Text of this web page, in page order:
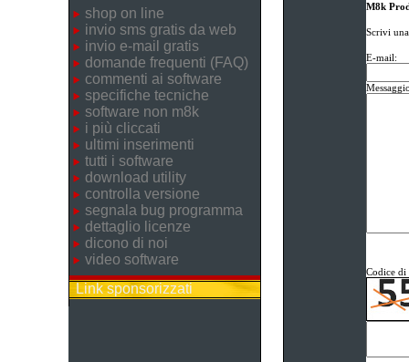
shop on line
invio sms gratis da web
invio e-mail gratis
domande frequenti (FAQ)
commenti ai software
specifiche tecniche
software non m8k
i più cliccati
ultimi inserimenti
tutti i software
download utility
controlla versione
segnala bug programma
dettaglio licenze
dicono di noi
video software
Link sponsorizzati
M8k
Scrivi
E-mail:
Codice